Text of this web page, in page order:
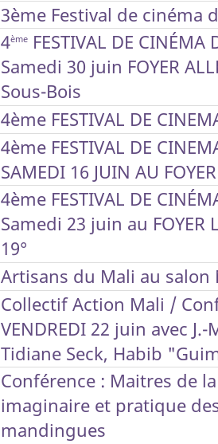
3ème Festival de cinéma
4èmeFESTIVAL DE CINÉMA
Samedi 30 juin FOYER
Sous-Bois
4ème FESTIVAL DE
4ème FESTIVAL DE
SAMEDI 16 JUIN AU
4ème FESTIVAL DE
Samedi 23 juin au FOYER
19°
Artisans du Mali au salon
Collectif Action Mali /
VENDREDI 22 juin avec
Tidiane Seck, Habib
Conférence : Maitres de
imaginaire et pratique
mandingues